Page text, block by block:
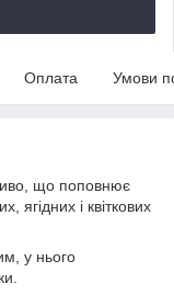
Оплата Умови
що поповнює
ягідних і квіткових
у нього